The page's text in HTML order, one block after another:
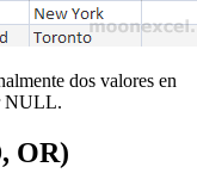
dos valores en
NULL.
OR)